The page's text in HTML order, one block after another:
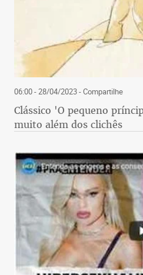
06:00 - 28/04/2023- Compartilhe
Clássico 'O pequeno
muito além dos clichês